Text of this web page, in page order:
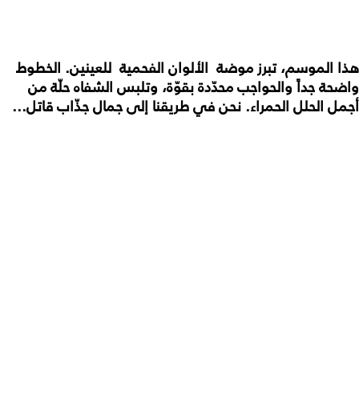
هذا الموسم، تبرز موضة الألوان الفحمية للعينين. الخطوط
واضحة جداً والحواجب محدّدة بقوّة، وتلبس الشفاه حلّة من
أجمل الحلل الحمراء. نحن في طريقنا إلى جمال جذّاب قاتل...